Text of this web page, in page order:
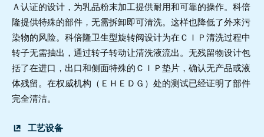
Ａ认证的设计，为乳品粉末加工提供耐用和可靠的操作。科倍
隆提供特殊的部件，无需拆卸即可清洗。这样也降低了外来污
染物的风险。科倍隆卫生型旋转阀设计为在ＣＩＰ清洗过程中
转子无需抽出，通过转子转动让清洗液流出。无残留物设计包
括了在进口，出口和侧面特殊的ＣＩＰ垫片，确认无产品或液
体残留。在权威机构（ＥＨＥＤＧ）处的测试已经证明了部件
完全清洁。
工艺设备